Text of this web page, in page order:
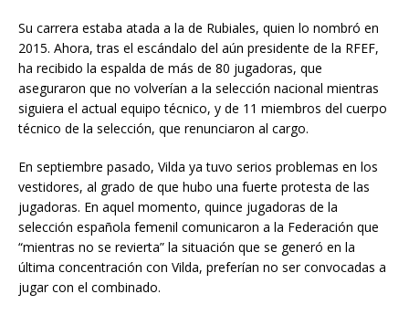
Su carrera estaba atada a la de Rubiales, quien lo nombró en
2015. Ahora, tras el escándalo del aún presidente de la RFEF,
ha recibido la espalda de más de 80 jugadoras, que
aseguraron que no volverían a la selección nacional mientras
siguiera el actual equipo técnico, y de 11 miembros del cuerpo
técnico de la selección, que renunciaron al cargo.
En septiembre pasado, Vilda ya tuvo serios problemas en los
vestidores, al grado de que hubo una fuerte protesta de las
jugadoras. En aquel momento, quince jugadoras de la
selección española femenil comunicaron a la Federación que
“mientras no se revierta” la situación que se generó en la
última concentración con Vilda, preferían no ser convocadas a
jugar con el combinado.